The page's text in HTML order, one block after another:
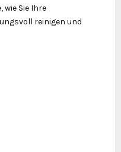
wie Sie Ihre
reinigen und